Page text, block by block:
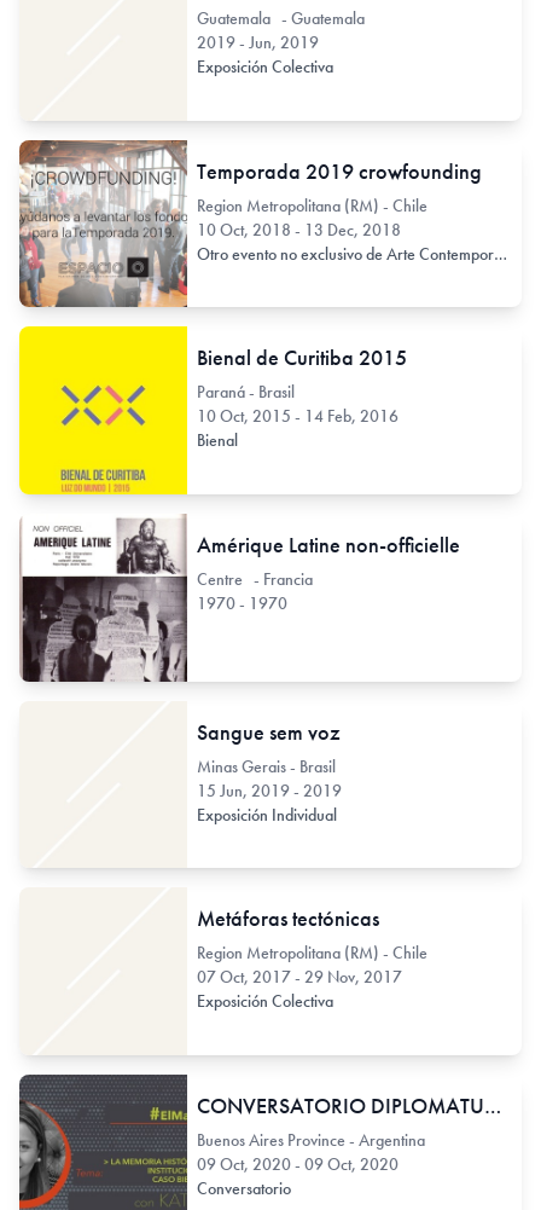
Guatemala - Guatemala
2019 - Jun, 2019
Exposición Colectiva
Temporada 2019 crowfounding
Region Metropolitana (RM) - Chile
10 Oct, 2018 - 13 Dec, 2018
Otro evento no exclusivo de Arte Contemporáneo
Bienal de Curitiba 2015
Paraná - Brasil
10 Oct, 2015 - 14 Feb, 2016
Bienal
Amérique Latine non-officielle
Centre - Francia
1970 - 1970
Sangue sem voz
Minas Gerais - Brasil
15 Jun, 2019 - 2019
Exposición Individual
Metáforas tectónicas
Region Metropolitana (RM) - Chile
07 Oct, 2017 - 29 Nov, 2017
Exposición Colectiva
CONVERSATORIO DIPLOMATURA GESTIÓN EN PROYECTOS CULTURALES 2020
Buenos Aires Province - Argentina
09 Oct, 2020 - 09 Oct, 2020
Conversatorio